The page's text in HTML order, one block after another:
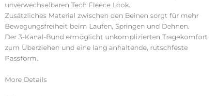
unverwechselbaren Tech Fleece Look.
Zusätzliches Material zwischen den Beinen sorgt für mehr
Bewegungsfreiheit beim Laufen, Springen und Dehnen.
Der 3-Kanal-Bund ermöglicht unkomplizierten Tragekomfort
zum Überziehen und eine lang anhaltende, rutschfeste
Passform.
More Details